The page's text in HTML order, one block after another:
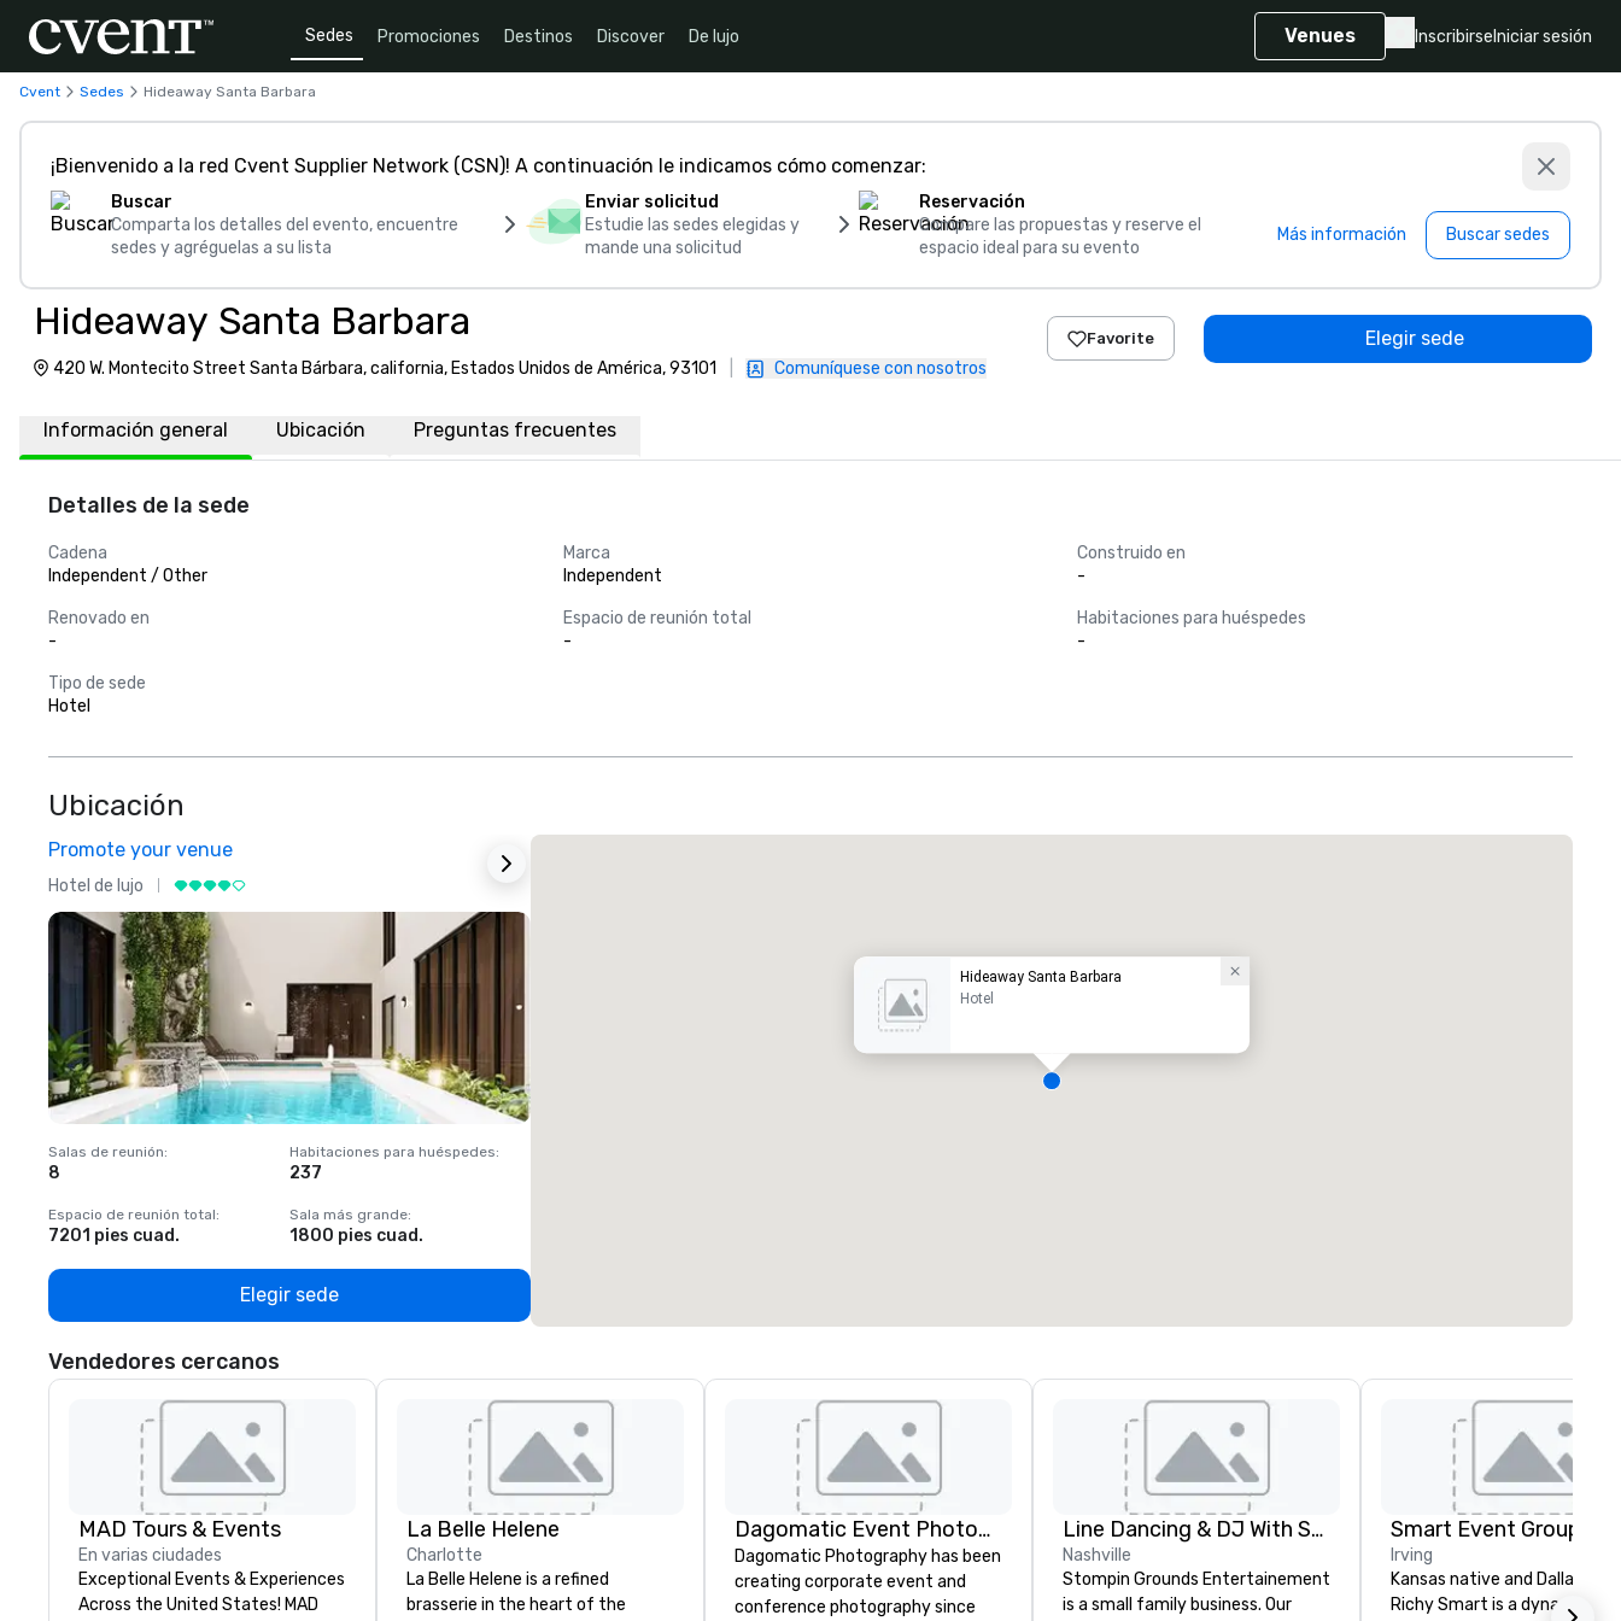
Sedes Promociones Destinos Discover De lujo Venues Inscribirse Iniciar sesión
Cvent Sedes Hideaway Santa Barbara
¡Bienvenido a la red Cvent Supplier Network (CSN)! A continuación le indicamos cómo comenzar:
Buscar
Comparta los detalles del evento, encuentre
sedes y agréguelas a su lista
Enviar solicitud
Estudie las sedes elegidas y
mande una solicitud
Reservación
Compare las propuestas y reserve el
espacio ideal para su evento
Más información Buscar sedes
Hideaway Santa Barbara
420 W. Montecito Street Santa Bárbara, california, Estados Unidos de América, 93101 Comuníquese con nosotros
Favorite Elegir sede
Información general Ubicación Preguntas frecuentes
Detalles de la sede
Cadena
Independent / Other
Marca
Independent
Construido en
-
Renovado en
-
Espacio de reunión total
-
Habitaciones para huéspedes
-
Tipo de sede
Hotel
Ubicación
Promote your venue
Hotel de lujo
Salas de reunión:
8
Habitaciones para huéspedes:
237
Espacio de reunión total:
7201 pies cuad.
Sala más grande:
1800 pies cuad.
Elegir sede
Hideaway Santa Barbara
Hotel
Vendedores cercanos
MAD Tours & Events
En varias ciudades
Exceptional Events & Experiences
Across the United States! MAD
La Belle Helene
Charlotte
La Belle Helene is a refined
brasserie in the heart of the
Dagomatic Event Photography
Dagomatic Photography has been
creating corporate event and
conference photography since
Line Dancing & DJ With Stompin Grounds
Nashville
Stompin Grounds Entertainement
is a small family business. Our
Smart Event Group
Irving
Kansas native and Dallas-
Richy Smart is a dynamic and